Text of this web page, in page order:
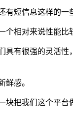
短信息这样的
个相对来说性能比
有很强的灵活
鲜感。
把我们这个平